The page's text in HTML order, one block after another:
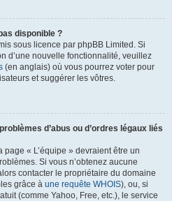
disponible ?
sous licence par phpBB Limited. Si
d’une nouvelle fonctionnalité, veuillez
(en anglais) où vous pourrez voter pour
et suggérer les vôtres.
d’abus ou d’ordres légaux liés
« L’équipe » devraient être un
Si vous n’obtenez aucune
contacter le propriétaire du domaine
grâce à une requête WHOIS), ou, si
(comme Yahoo, Free, etc.), le service